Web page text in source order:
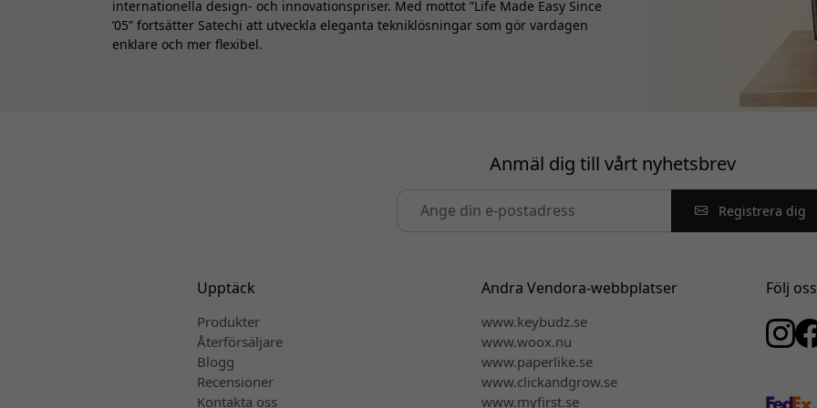
internationella design- och innovationspriser. Med mottot ”Life Made Easy Since
’05” fortsätter Satechi att utveckla eleganta tekniklösningar som gör vardagen
enklare och mer flexibel.
Anmäl dig till vårt nyhetsbrev
Registrera dig
Upptäck
Produkter
Återförsäljare
Blogg
Recensioner
Kontakta oss
Andra Vendora-webbplatser
www.keybudz.se
www.woox.nu
www.paperlike.se
www.clickandgrow.se
www.myfirst.se
Följ